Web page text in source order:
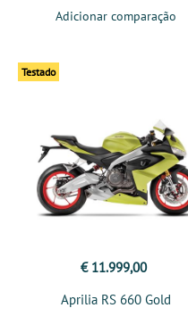
Adicionar comparação
Testado
€ 11.999,00
Aprilia RS 660 Gold